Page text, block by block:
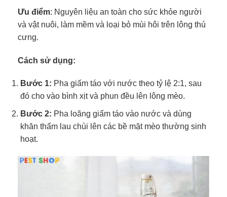
Ưu điểm: Nguyên liệu an toàn cho sức khỏe người
và vật nuôi, làm mềm và loại bỏ mùi hôi trên lông thú
cưng.
Cách sử dụng:
Bước 1: Pha giấm táo với nước theo tỷ lệ 2:1, sau
đó cho vào bình xịt và phun đều lên lông mèo.
Bước 2: Pha loãng giấm táo vào nước và dùng
khăn thấm lau chùi lên các bề mặt mèo thường sinh
hoạt.